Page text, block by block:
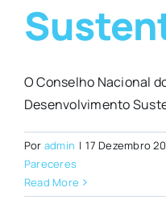
O Conselho Nacional
Desenvolvimento
Por admin | 17 Dezembro
Pareceres
Read More